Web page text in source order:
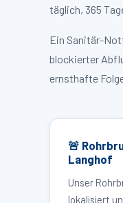
täglich, 365
Ein Sanitär-
blockierter
ernsthafte
🚨
Langhof
Unser
lokalisiert